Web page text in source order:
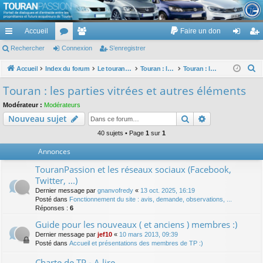
TouranPassion
Le forum des propriétaires ou futurs acquéreurs du Volkswagen Touran
cc
ès
pi
de
Accueil
or
u
e
m
Faire un don
ne nr
Rechercher Connexion S’enregistrer
Accueil Index du forum Le touran dans ses versions I (V1 V2 V3) et II ... Touran : les éléments et équipements extérieurs et intérieurs Touran : les parties vitrées et autres éléments
c
Touran : les parties vitrées et autres éléments
Modérateur : Modérateurs
Nouveau sujet Rechercher
40 sujets • Page 1 sur 1
Annonces
TouranPassion et les réseaux sociaux (Facebook,
Twitter, ...)
Dernier message par gnanvofredy « 13 oct. 2025, 16:19
Posté dans Fonctionnement du site : avis, demande, observations, ...
Réponses : 6
Guide pour les nouveaux ( et anciens ) membres :)
Dernier message par jef10 « 10 mars 2013, 09:39
Posté dans Accueil et présentations des membres de TP :)